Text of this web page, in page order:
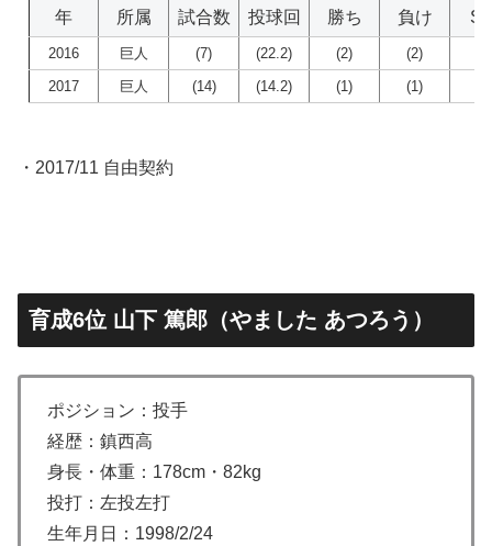
年 所属 試合数 投球回 勝ち 負け S
2016 巨人 (7) (22.2) (2) (2)
2017
巨人 (14) (14.2) (1) (1)
・2017/11 自由契約
育成6位 山下 篤郎（やました あつろう）
ポジション：投手
経歴：鎮西高
身長・体重：178cm・82kg
投打：左投左打
生年月日：1998/2/24